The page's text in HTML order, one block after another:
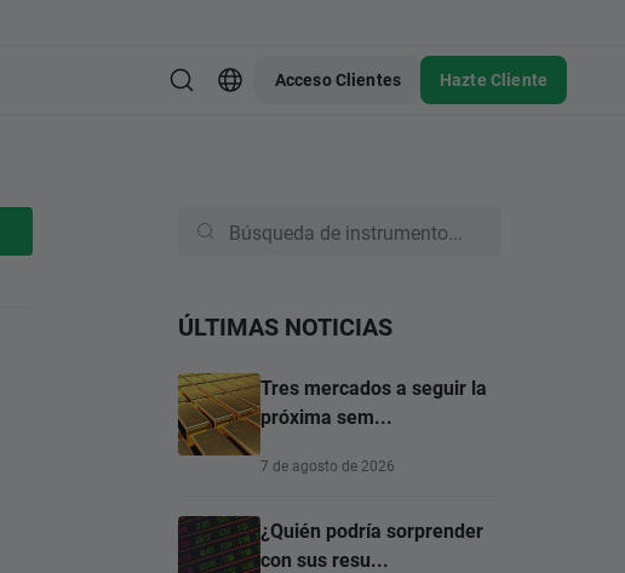
Acceso Clientes Hazte Cliente
ÚLTIMAS NOTICIAS
Tres mercados a seguir la
próxima sem...
7 de agosto de 2026
¿Quién podría sorprender
con sus resu...